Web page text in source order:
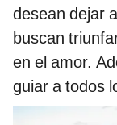
desean dejar
buscan
en el amor.
guiar a todos